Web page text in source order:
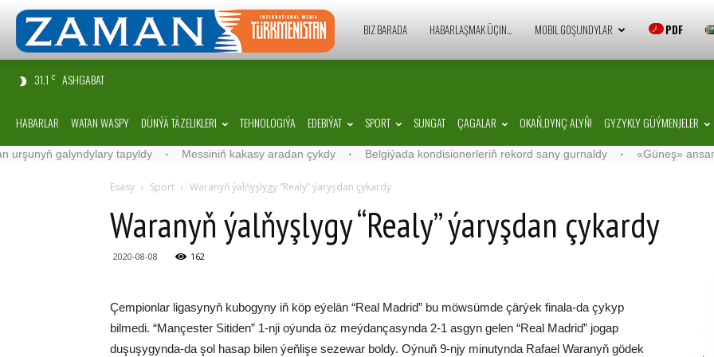
Zaman
BIZ BARADA HABARLAŞMAK ÜÇIN… MOBIL GOŞUNDYLAR PDF
31.1 C ASHGABAT
HABARLAR WATAN WASPY DÜNÝÄ TÄZELIKLERI TEHNOLOGIÝA EDEBIÝAT SPORT SUNGAT ÇAGALAR OKAŇ,DYNÇ ALYŇ! GYZYKLY GÜÝMENJELER
galyndylary tapyldy · Messiniň kakasy aradan çykdy · Belgiýada kondisionerleriň rekord sany gurnaldy · «Güneş»
Esasy Sport Waranyň ýalňyşlygy “Realy” ýaryşdan çykardy
Waranyň ýalňyşlygy “Realy” ýaryşdan çykardy
2020-08-08 162
Çempionlar ligasynyň kubogyny iň köp eýelän “Real Madrid” bu möwsümde çärýek finala-da çykyp
bilmedi. “Mançester Sitiden” 1-nji oýunda öz meýdançasynda 2-1 asgyn gelen “Real Madrid” jogap
duşuşygynda-da şol hasap bilen ýeňlişe sezewar boldy. Oýnuň 9-njy minutynda Rafael Waranyň gödek